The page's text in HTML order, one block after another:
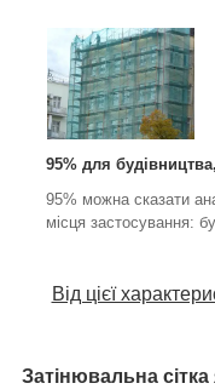
95% для
95% можна сказати
місця застосування:
Від цієї
Затінювальна